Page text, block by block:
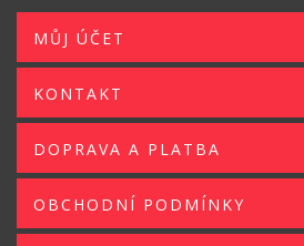
MŮJ ÚČET
KONTAKT
DOPRAVA A PLATBA
OBCHODNÍ PODMÍNKY